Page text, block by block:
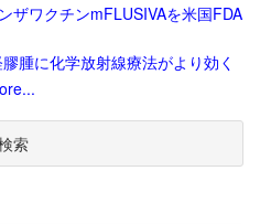
ザワクチンmFLUSIVAを米国FDA
腫に化学放射線療法がより効く
索